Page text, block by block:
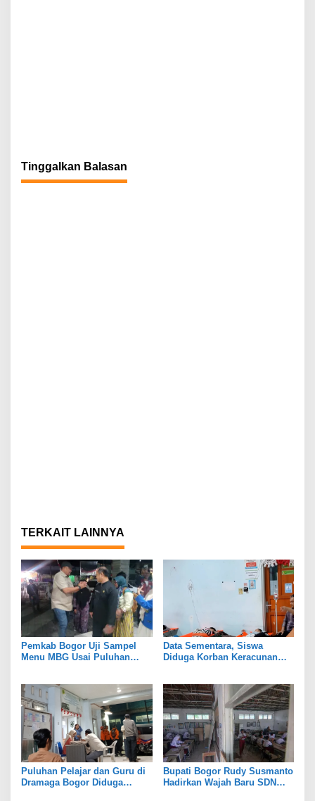
Tinggalkan Balasan
TERKAIT LAINNYA
Pemkab Bogor Uji Sampel
Menu MBG Usai Puluhan
Data Sementara, Siswa
Diduga Korban Keracunan
Puluhan Pelajar dan Guru di
Dramaga Bogor Diduga
Bupati Bogor Rudy Susmanto
Hadirkan Wajah Baru SDN